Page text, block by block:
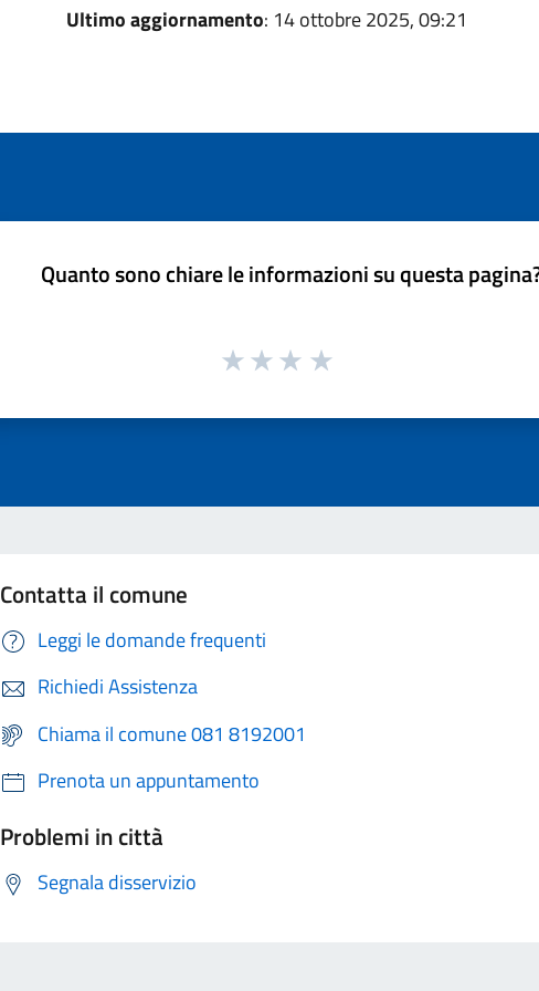
Ultimo aggiornamento: 14 ottobre 2025, 09:21
Quanto sono chiare le informazioni su questa
Contatta il comune
Leggi le domande frequenti
Richiedi Assistenza
Chiama il comune 081 8192001
Prenota un appuntamento
Problemi in città
Segnala disservizio